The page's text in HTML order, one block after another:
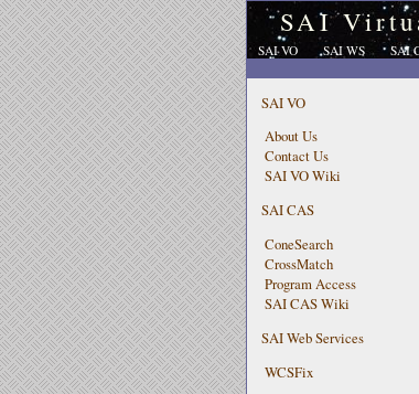
SAI
SAI VO SAI WS SAI
SAI VO
About Us
Contact Us
SAI VO Wiki
SAI CAS
ConeSearch
CrossMatch
Program Access
SAI CAS Wiki
SAI Web Services
WCSFix